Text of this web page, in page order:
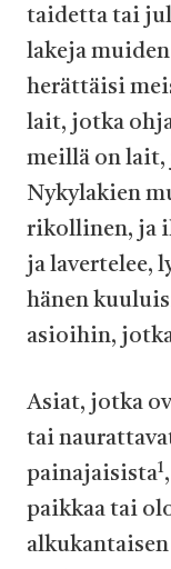
taidetta tai
lakeja
herättäisi
lait, jotka
meillä on
Nykylakien
rikollinen, ja
ja lavertelee,
hänen
asioihin,
Asiat, jotka
tai
painajaisista1
paikkaa tai